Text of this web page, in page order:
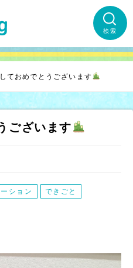
検索
ておめでとうございます
ございます
ション できごと